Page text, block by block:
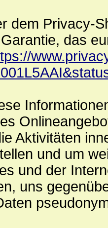
dem Privacy-
das
Aktivitäten
und um
und der
uns